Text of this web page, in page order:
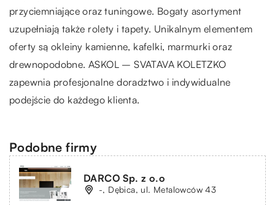
przyciemniające oraz tuningowe. Bogaty asortyment
uzupełniają także rolety i tapety. Unikalnym elementem
oferty są okleiny kamienne, kafelki, marmurki oraz
drewnopodobne. ASKOL – SVATAVA KOLETZKO
zapewnia profesjonalne doradztwo i indywidualne
podejście do każdego klienta.
Podobne firmy
DARCO Sp. z o.o
-, Dębica, ul. Metalowców 43